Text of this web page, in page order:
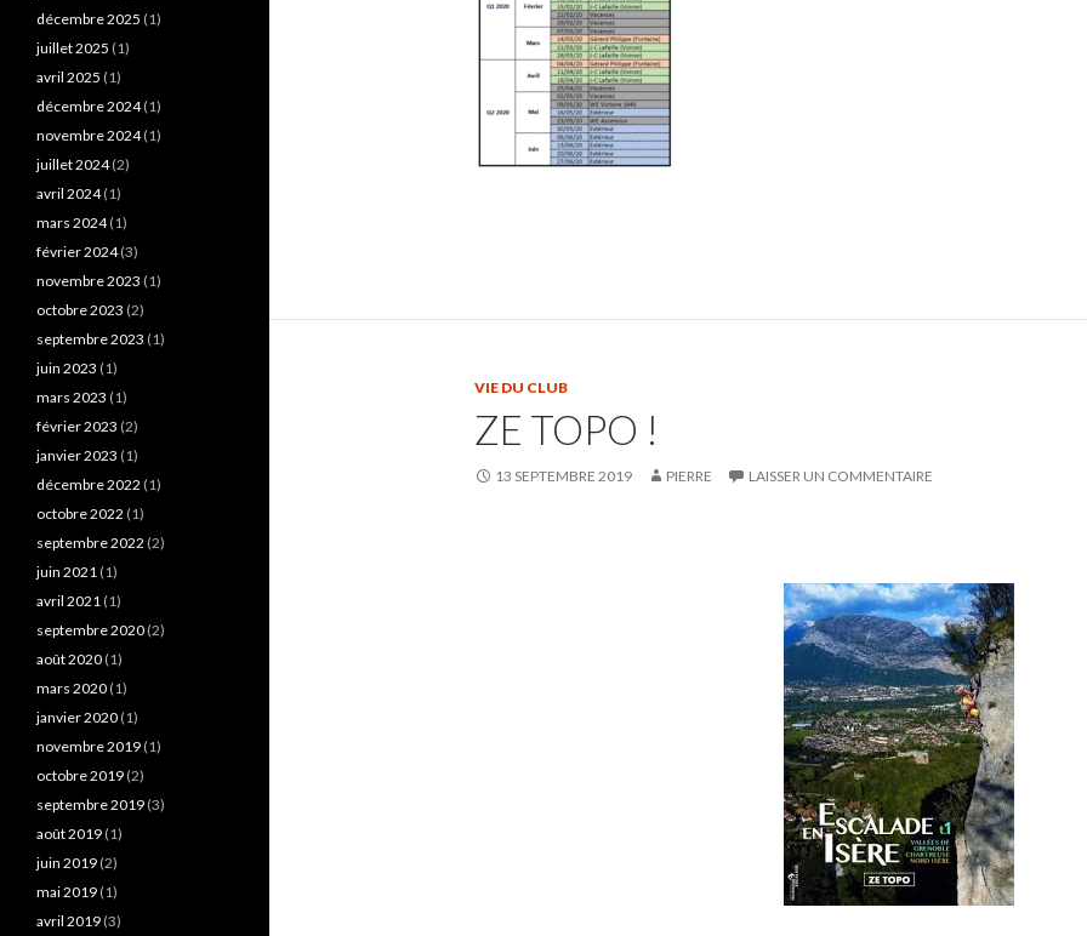
VIE DU CLUB
ZE TOPO !
13 SEPTEMBRE 2019 PIERRE LAISSER UN COMMENTAIRE
décembre 2025 (1)
juillet 2025 (1)
avril 2025 (1)
décembre 2024(1)
novembre 2024(1)
juillet 2024(2)
avril 2024(1)
mars 2024(1)
février 2024(3)
novembre 2023 (1)
octobre 2023 (2)
septembre 2023 (1)
juin 2023 (1)
mars 2023 (1)
février 2023 (2)
janvier 2023 (1)
décembre 2022 (1)
octobre 2022 (1)
septembre 2022 (2)
juin 2021 (1)
avril 2021 (1)
septembre 2020 (2)
août 2020 (1)
mars 2020 (1)
janvier 2020 (1)
novembre 2019 (1)
octobre 2019 (2)
septembre 2019 (3)
août 2019 (1)
juin 2019 (2)
mai 2019 (1)
avril 2019 (3)